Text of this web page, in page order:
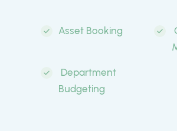
Asset Booking
Department
Budgeting